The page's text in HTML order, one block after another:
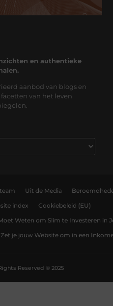
en authentieke
aanbod van blogs en
van het leven
Uit de Media
index Cookiebeleid (EU)
Weten om Slim te Investeren in
je jouw Website om in een
Reserved © 2025